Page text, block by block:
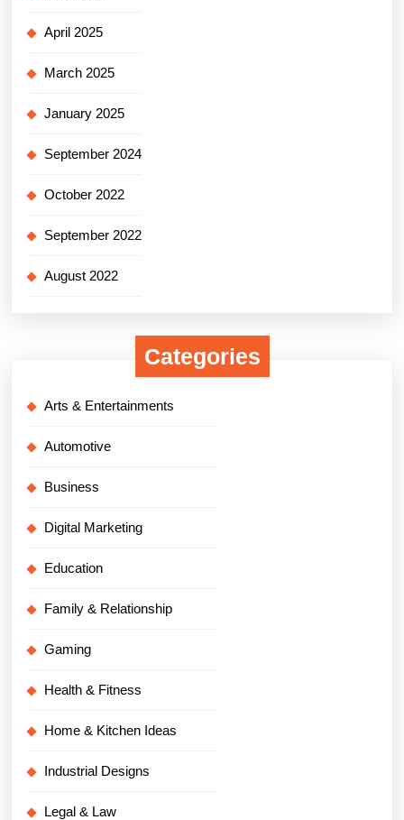
April 2025
March 2025
January 2025
September 2024
October 2022
September 2022
August 2022
Categories
Arts & Entertainments
Automotive
Business
Digital Marketing
Education
Family & Relationship
Gaming
Health & Fitness
Home & Kitchen Ideas
Industrial Designs
Legal & Law